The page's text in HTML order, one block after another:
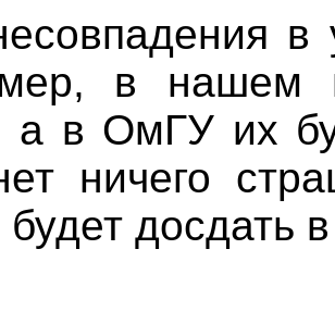
в
в нашем
а в ОмГУ их
ничего
досдать